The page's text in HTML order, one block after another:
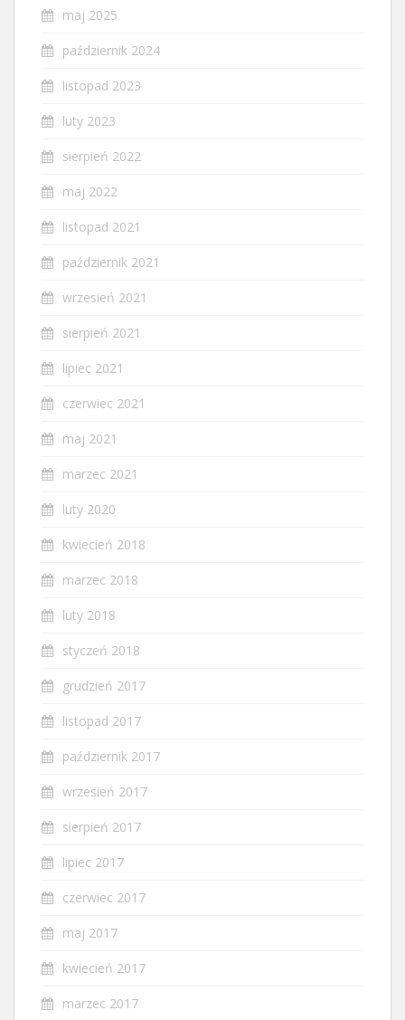
maj 2025
październik 2024
listopad 2023
luty 2023
sierpień 2022
maj 2022
listopad 2021
październik 2021
wrzesień 2021
sierpień 2021
lipiec 2021
czerwiec 2021
maj 2021
marzec 2021
luty 2020
kwiecień 2018
marzec 2018
luty 2018
styczeń 2018
grudzień 2017
listopad 2017
październik 2017
wrzesień 2017
sierpień 2017
lipiec 2017
czerwiec 2017
maj 2017
kwiecień 2017
marzec 2017